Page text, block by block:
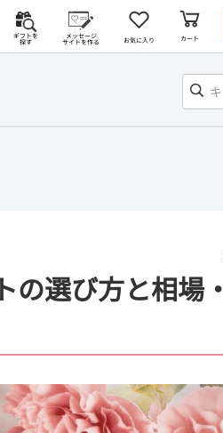
ギフトを
探す
メッセージ
サイトを作る お気に入り カート
選び方と相場・